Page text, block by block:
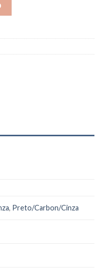
, Preto/Carbon/Cinza